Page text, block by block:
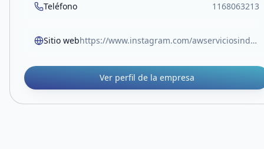
Teléfono 1168063213
Sitio web https://www.instagram.com/awserviciosindustriales/?next=%2Faccounts%2Fpassword%2Freset%2F%3Fref%3Dfaqhelparticle
Ver perfil de la empresa